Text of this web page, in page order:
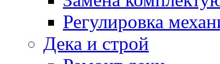
Регулировка
Дека и строй